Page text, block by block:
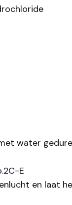
water
2C-E
en laat